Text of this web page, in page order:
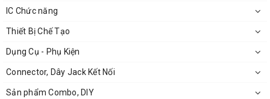
thiếu trong lĩnh vực hàn đặc biệt là hàn mạch điện tử:
IC Chức năng
Thiết Bị Chế Tạo
Dụng Cụ - Phụ Kiện
Connector, Dây Jack Kết Nối
Sản phẩm Combo, DIY